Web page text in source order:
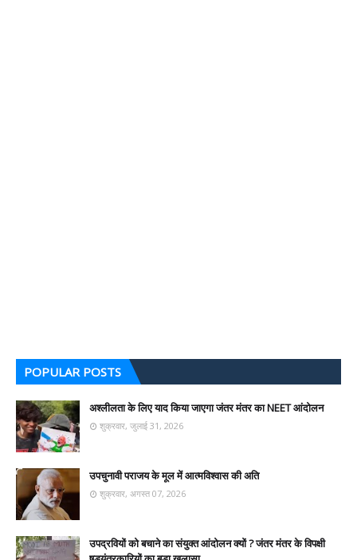
POPULAR POSTS
अश्लीलता के लिए याद किया जाएगा जंतर मंतर का NEET आंदोलन
शुक्रवार, जुलाई 31, 2026
उपचुनावी पराजय के मूल में आत्मविश्वास की अति
शुक्रवार, अगस्त 07, 2026
उपद्रवियों को बचाने का संयुक्त आंदोलन क्यों ? जंतर मंतर के विपक्षी